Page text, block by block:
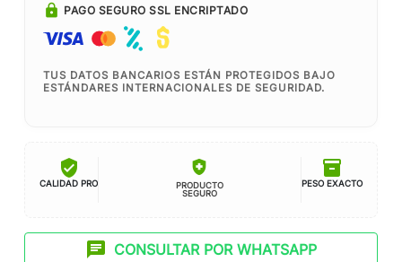
lock PAGO SEGURO SSL ENCRIPTADO
TUS DATOS BANCARIOS ESTÁN PROTEGIDOS BAJO
ESTÁNDARES INTERNACIONALES DE SEGURIDAD.
verified_user
CALIDAD PRO
health_and_safety
PRODUCTO
SEGURO
inventory_2
PESO EXACTO
chat CONSULTAR POR WHATSAPP